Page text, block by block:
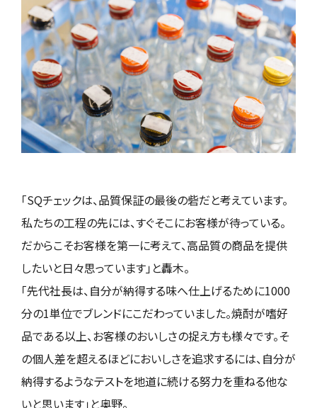
「SQチェックは、品質保証の最後の砦だと考えています。
私たちの⼯程の先には、すぐそこにお客様が待っている。
だからこそお客様を第一に考えて、高品質の商品を提供
したいと日々思っています」と轟木。
「先代社長は、自分が納得する味へ仕上げるために1000
分の1単位でブレンドにこだわっていました。焼酎が嗜好
品である以上、お客様のおいしさの捉え方も様々です。そ
の個人差を超えるほどにおいしさを追求するには、自分が
納得するようなテストを地道に続ける努力を重ねる他な
いと思います」と奥野。